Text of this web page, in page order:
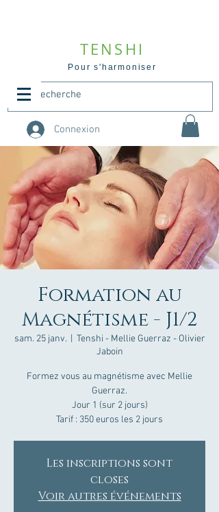
TENSHI
Pour s'harmoniser
Connexion
Formation au
Magnétisme - J1/2
sam. 25 janv.
  |
Tenshi - Mellie Guerraz - Olivier
Jaboin
Formez vous au magnétisme avec Mellie
Guerraz.
Jour 1 (sur 2 jours)
Tarif : 350 euros les 2 jours
Les inscriptions sont
closes
Voir autres événements